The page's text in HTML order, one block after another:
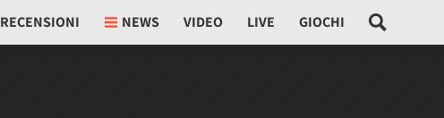
RECENSIONI NEWS VIDEO LIVE GIOCHI